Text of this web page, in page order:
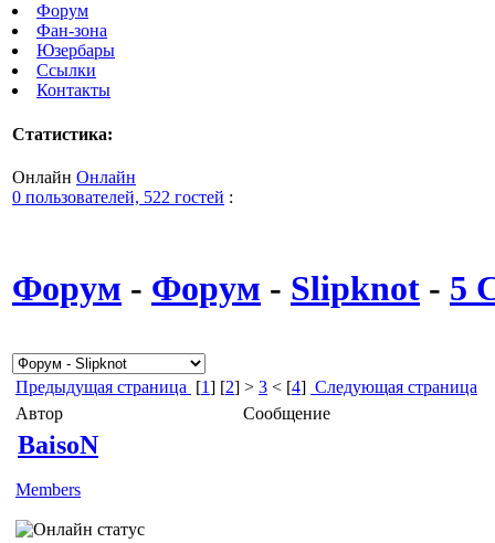
Форум
Фан-зона
Юзербары
Ссылки
Контакты
Статистика:
Онлайн Онлайн
0 пользователей, 522 гостей :
Форум - Форум - Slipknot - 5
Предыдущая страница [1] [2] > 3 < [4] Следующая страница
Автор
Сообщение
BaisoN
Members